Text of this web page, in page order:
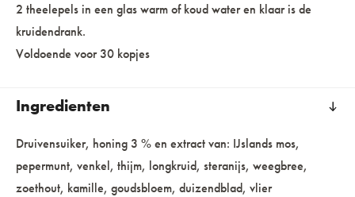
2 theelepels in een glas warm of koud water en klaar is de
kruidendrank.
Voldoende voor 30 kopjes
Ingredienten
Druivensuiker, honing 3 % en extract van: IJslands mos,
pepermunt, venkel, thijm, longkruid, steranijs, weegbree,
zoethout, kamille, goudsbloem, duizendblad, vlier